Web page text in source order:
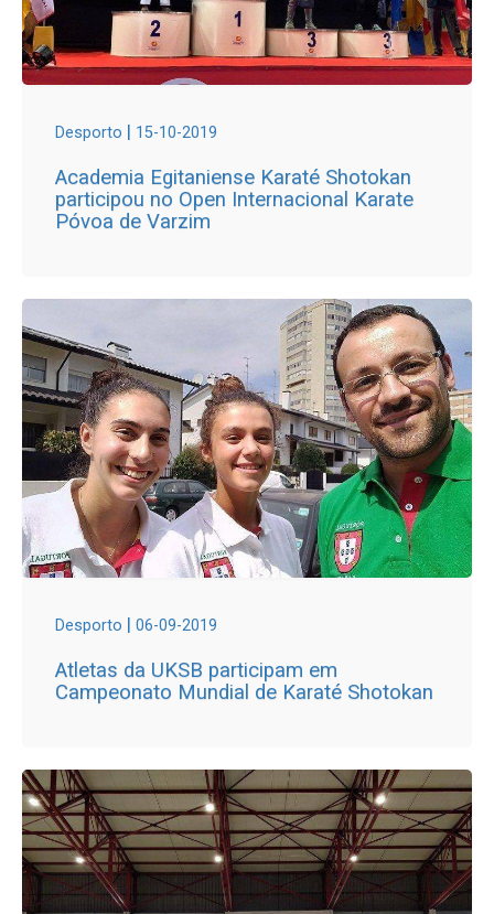
Desporto | 15-10-2019
Academia Egitaniense Karaté Shotokan
participou no Open Internacional Karate
Póvoa de Varzim
Desporto | 06-09-2019
Atletas da UKSB participam em
Campeonato Mundial de Karaté Shotokan